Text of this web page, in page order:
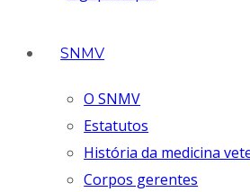
SNMV
O SNMV
Estatutos
História da medicina
Corpos gerentes